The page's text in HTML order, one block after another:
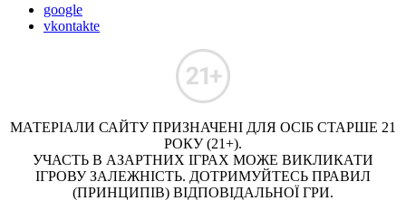
google
vkontakte
МАТЕРІАЛИ САЙТУ ПРИЗНАЧЕНІ ДЛЯ ОСІБ СТАРШЕ 21
РОКУ (21+).
УЧАСТЬ В АЗАРТНИХ ІГРАХ МОЖЕ ВИКЛИКАТИ
ІГРОВУ ЗАЛЕЖНІСТЬ. ДОТРИМУЙТЕСЬ ПРАВИЛ
(ПРИНЦИПІВ) ВІДПОВІДАЛЬНОЇ ГРИ.